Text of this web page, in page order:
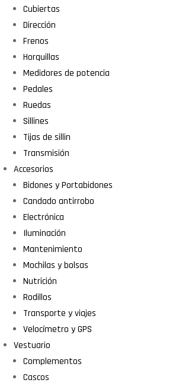
Cubiertas
Dirección
Frenos
Horquillas
Medidores de potencia
Pedales
Ruedas
Sillines
Tijas de sillin
Transmisión
Accesorios
Bidones y Portabidones
Candado antirrobo
Electrónica
Iluminación
Mantenimiento
Mochilas y bolsas
Nutrición
Rodillos
Transporte y viajes
Velocímetro y GPS
Vestuario
Complementos
Cascos